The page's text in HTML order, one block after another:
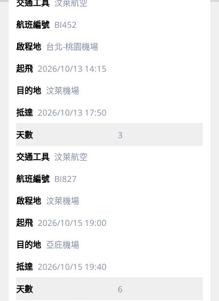
汶萊航空
BI452
台北-桃園機場
2026/10/13 14:15
汶萊機場
2026/10/13 17:50
3
汶萊航空
BI827
汶萊機場
2026/10/15 19:00
亞庇機場
2026/10/15 19:40
6